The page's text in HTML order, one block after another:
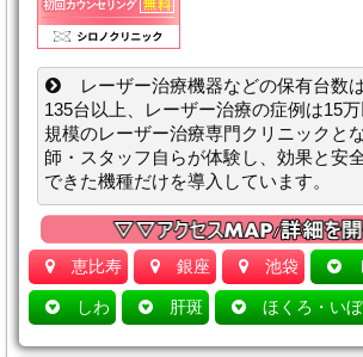
レーザー治療機器などの保有台数
135台以上、レーザー治療の症例は15
規模のレーザー治療専門クリニックと
師・スタッフ自らが体験し、効果と安
できた機種だけを導入しています。
恵比寿 銀座 池袋
しわ 肝斑‎ ほくろ・いぼ‎